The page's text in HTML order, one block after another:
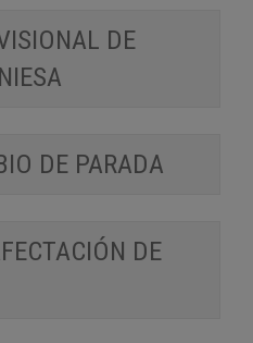
DE
DE PARADA
DE